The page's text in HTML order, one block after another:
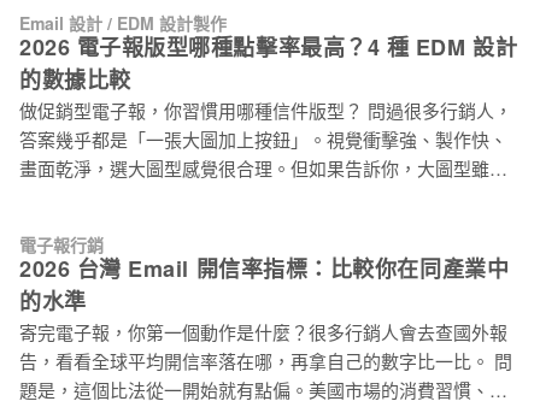
件寄出時，會經過收件者使用的網路服務業者（Internet
Service Provider, ISP）內置的過濾器做篩檢（如：大量圖像的
郵件或縮短的網址 … 等），來確認應該將郵件分送至收件匣或
垃圾郵件中。 2. 此外，還
一，你在台灣寄信，讀者是台灣人，拿美國市場的數字來評估
本來就有誤差；第二，也是更根本的問題，國外報告通常是把
所有類型的 Email 混在一起計算，但你寄的是「促銷型
EDM」，這兩者的開信率基準本來就不一樣。 信件類型不同，
開信率本來就不在同一個水準 這件事很多行銷人沒有意識到，
但它影響了整個評估邏輯。 不同類型的 Email，讀者打開的動
「需要確認」，開信率通常超過 50%，有時甚至更高。這類信
件開信率高不代表行銷做得好，而是讀者本來就得看。 * 歡迎
信、Onboarding 信件：剛訂閱的讀者新鮮感高，開信率通常也
偏高。 * 內容型電子報（品牌月刊、產業電子報）：讀者是主
動訂
Email 設計 / EDM 設計製作
2026 電子報版型哪種點擊率最高？4 種 EDM 設計
的數據比較
做促銷型電子報，你習慣用哪種信件版型？ 問過很多行銷人，
答案幾乎都是「一張大圖加上按鈕」。視覺衝擊強、製作快、
畫面乾淨，選大圖型感覺很合理。但如果告訴你，大圖型雖然
報行銷產業指標報告》。這份報告以台灣市場 1,406 家企業、
2.41 億封實際寄送為基礎，版型分析的部分針對 11,715 個促銷
型 EDM 活動的內容結構進行分類，逐一統計各版型的開信率
與點擊率分位數。以下整理幾個值得注意的發現。 4 種主流
EDM 信件版型是什麼？先搞清楚定義再比較 在進入數據之
前，先釐清報告定義的四種版型： 版型 特徵 常見使用情境 大
電子報行銷
2026 台灣 Email 開信率指標：比較你在同產業中
的水準
寄完電子報，你第一個動作是什麼？很多行銷人會去查國外報
告，看看全球平均開信率落在哪，再拿自己的數字比一比。 問
題是，這個比法從一開始就有點偏。美國市場的消費習慣、信